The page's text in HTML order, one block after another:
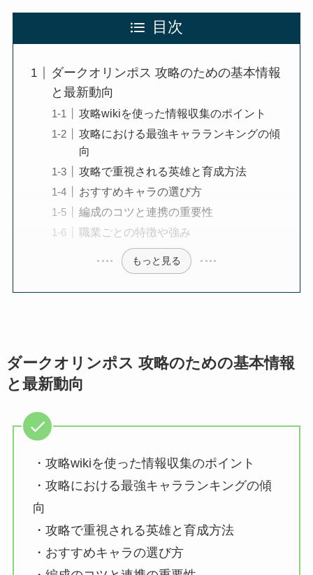
目次
ダークオリンポス 攻略のための基本情報
と最新動向
攻略wikiを使った情報収集のポイント
攻略における最強キャラランキングの傾
向
攻略で重視される英雄と育成方法
おすすめキャラの選び方
編成のコツと連携の重要性
職業ごとの特徴や強み
もっと見る
ダークオリンポス 攻略のための基本情報
と最新動向
・攻略wikiを使った情報収集のポイント
・攻略における最強キャラランキングの傾
向
・攻略で重視される英雄と育成方法
・おすすめキャラの選び方